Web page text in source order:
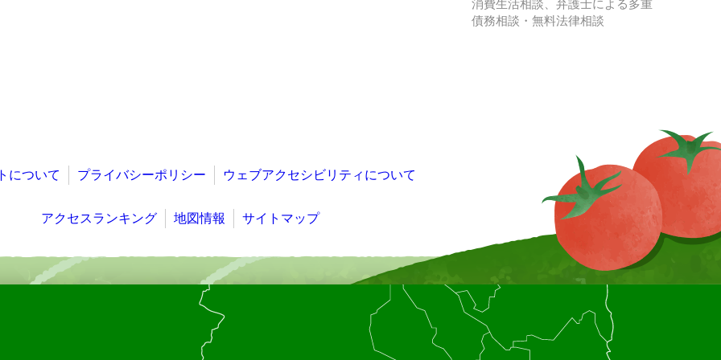
消費生活相談、弁護士による多重
債務相談・無料法律相談
について プライバシーポリシー ウェブアクセシビリティについて
アクセスランキング 地図情報 サイトマップ